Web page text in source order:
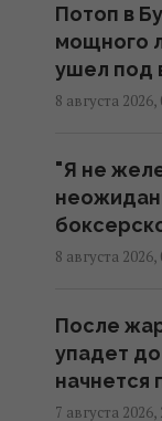
13:18
10:49
Telegraph
10:06
Потоп в
мощного
ушел под
8 августа 2026,
"Я не
8 августа 2026,
После
упадет до
начнется
7 августа 2026,